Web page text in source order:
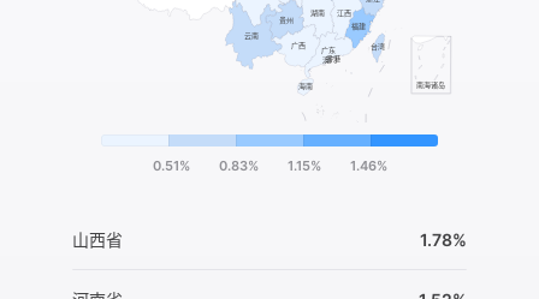
0.51% 0.83% 1.15% 1.46%
山西省 1.78%